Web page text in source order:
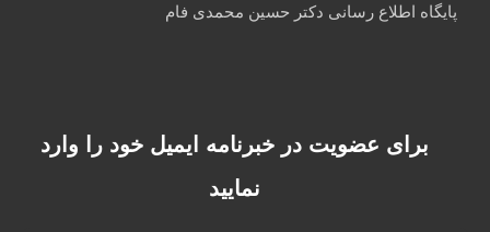
پایگاه اطلاع رسانی دکتر حسین محمدی فام
برای عضویت در خبرنامه ایمیل خود را وارد
نمایید